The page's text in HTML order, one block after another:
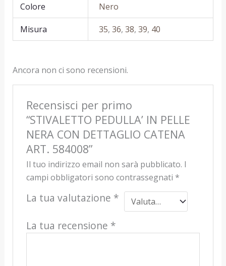
Colore Nero
Misura 35,36,38,39, 40
Ancora non ci sono recensioni.
Recensisci per primo
“STIVALETTO PEDULLA’ IN PELLE
NERA CON DETTAGLIO CATENA
ART. 584008”
Il tuo indirizzo email non sarà pubblicato. I
campi obbligatori sono contrassegnati *
La tua valutazione *
La tua recensione *